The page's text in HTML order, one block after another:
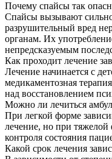
Почему спайсы так
Спайсы вызывают
разрушительный вред
органам. Их
непредсказуемым
Как проходит лечение
Лечение начинается с
медикаментозная
над восстановлением
Можно ли лечиться
При легкой форме
лечение, но при тяжелой
контроля состояния
Какой срок лечения